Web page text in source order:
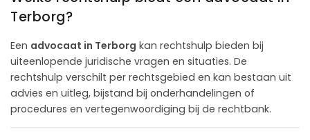
Terborg?
Een advocaat in Terborg kan rechtshulp bieden bij
uiteenlopende juridische vragen en situaties. De
rechtshulp verschilt per rechtsgebied en kan bestaan uit
advies en uitleg, bijstand bij onderhandelingen of
procedures en vertegenwoordiging bij de rechtbank.